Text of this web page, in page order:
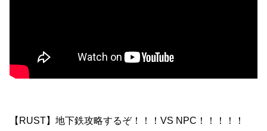
【RUST】地下鉄攻略するぞ！！！VS NPC！！！！！